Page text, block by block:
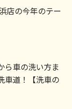
店の今年のテー
ら車の洗い方ま
車道！【洗車の